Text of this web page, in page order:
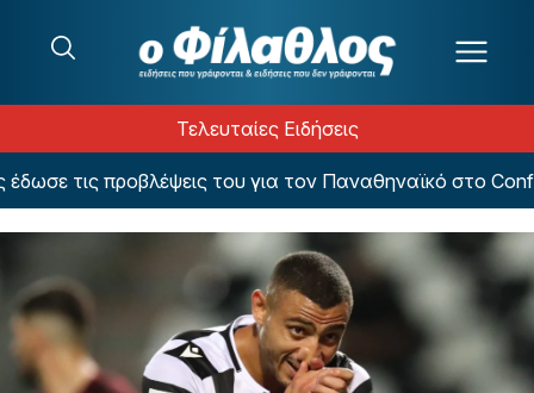
Τελευταίες Ειδήσεις
τις προβλέψεις του για τον Παναθηναϊκό στο